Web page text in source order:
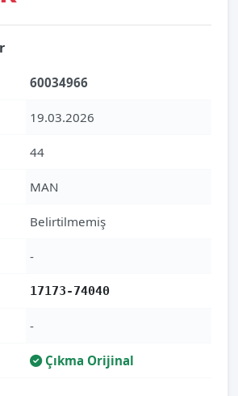
60034966
19.03.2026
44
MAN
Belirtilmemiş
-
17173-74040
-
Çıkma Orijinal